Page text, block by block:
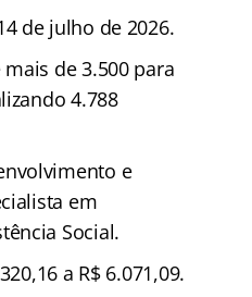
de julho de 2026.
de 3.500 para
4.788
e
em
Social.
a R$ 6.071,09.